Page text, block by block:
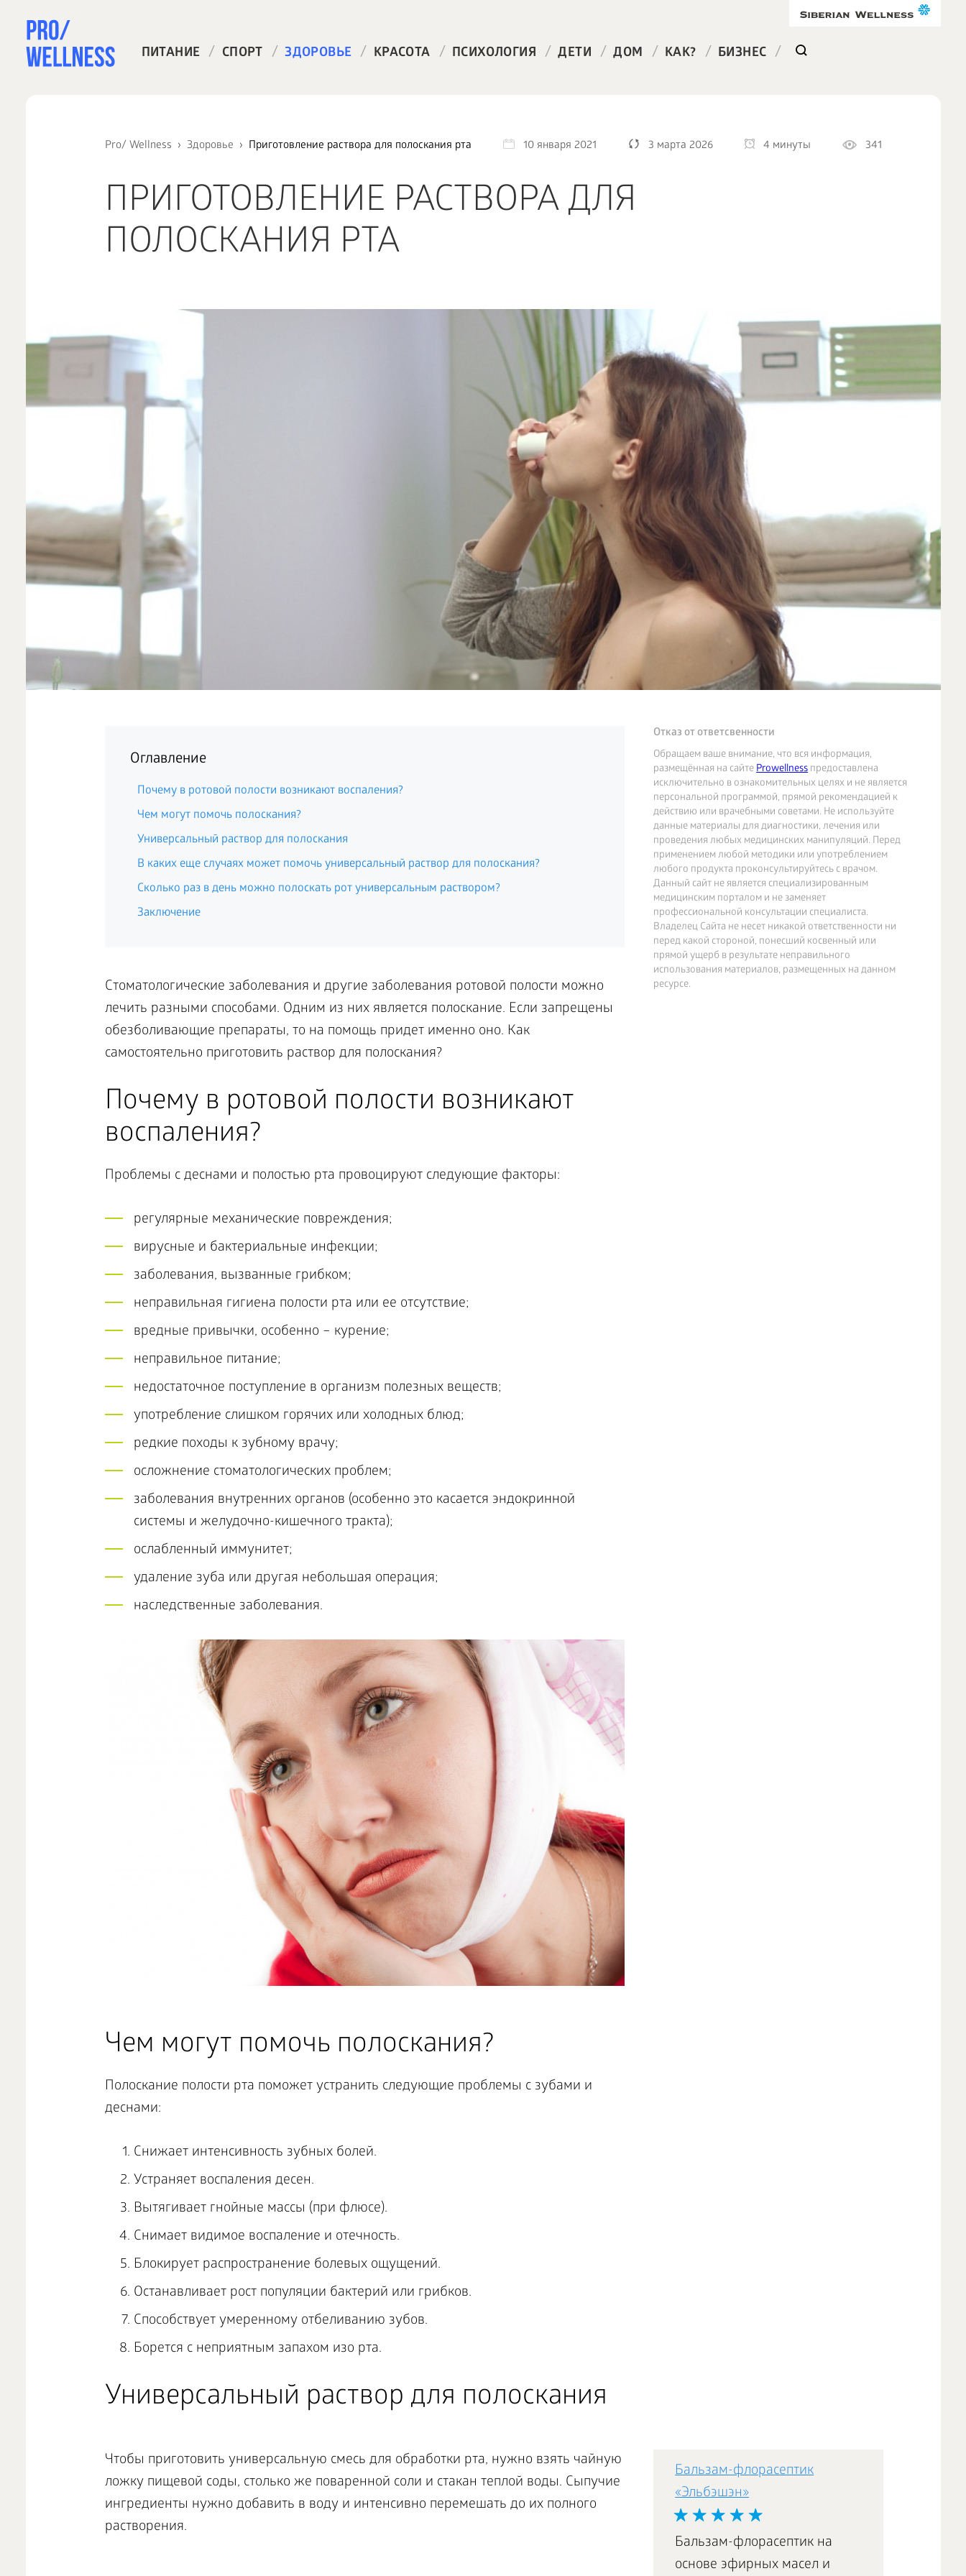
ПИТАНИЕ / СПОРТ / ЗДОРОВЬЕ / КРАСОТА / ПСИХОЛОГИЯ / ДЕТИ / ДОМ / КАК? / БИЗНЕС /
Pro/ Wellness Здоровье Приготовление раствора для полоскания рта 10 января 2021 3 марта 2026 4 минуты 341
ПРИГОТОВЛЕНИЕ РАСТВОРА ДЛЯ
ПОЛОСКАНИЯ РТА
Отказ от ответсвенности
Обращаем ваше внимание, что вся информация,
размещённая на сайтеProwellnessпредоставлена
исключительно в ознакомительных целях и не является
персональной программой, прямой рекомендацией к
действию или врачебными советами. Не используйте
данные материалы для диагностики, лечения или
проведения любых медицинских манипуляций. Перед
применением любой методики или употреблением
любого продукта проконсультируйтесь с врачом.
Данный сайт не является специализированным
медицинским порталом и не заменяет
профессиональной консультации специалиста.
Владелец Сайта не несет никакой ответственности ни
перед какой стороной, понесший косвенный или
прямой ущерб в результате неправильного
использования материалов, размещенных на данном
ресурсе.
Оглавление
Почему в ротовой полости возникают воспаления?
Чем могут помочь полоскания?
Универсальный раствор для полоскания
В каких еще случаях может помочь универсальный раствор для полоскания?
Сколько раз в день можно полоскать рот универсальным раствором?
Заключение
Стоматологические заболевания и другие заболевания ротовой полости можно
лечить разными способами. Одним из них является полоскание. Если запрещены
обезболивающие препараты, то на помощь придет именно оно. Как
самостоятельно приготовить раствор для полоскания?
Почему в ротовой полости возникают
воспаления?
Проблемы с деснами и полостью рта провоцируют следующие факторы:
регулярные механические повреждения;
вирусные и бактериальные инфекции;
заболевания, вызванные грибком;
неправильная гигиена полости рта или ее отсутствие;
вредные привычки, особенно – курение;
неправильное питание;
недостаточное поступление в организм полезных веществ;
употребление слишком горячих или холодных блюд;
редкие походы к зубному врачу;
осложнение стоматологических проблем;
заболевания внутренних органов (особенно это касается эндокринной
системы и желудочно-кишечного тракта);
ослабленный иммунитет;
удаление зуба или другая небольшая операция;
наследственные заболевания.
Чем могут помочь полоскания?
Полоскание полости рта поможет устранить следующие проблемы с зубами и
деснами:
Снижает интенсивность зубных болей.
Устраняет воспаления десен.
Вытягивает гнойные массы (при флюсе).
Снимает видимое воспаление и отечность.
Блокирует распространение болевых ощущений.
Останавливает рост популяции бактерий или грибков.
Способствует умеренному отбеливанию зубов.
Борется с неприятным запахом изо рта.
Универсальный раствор для полоскания
Бальзам-флорасептик
«Эльбэшэн»
Бальзам-флорасептик на
основе эфирных масел и
Чтобы приготовить универсальную смесь для обработки рта, нужно взять чайную
ложку пищевой соды, столько же поваренной соли и стакан теплой воды. Сыпучие
ингредиенты нужно добавить в воду и интенсивно перемешать до их полного
растворения.